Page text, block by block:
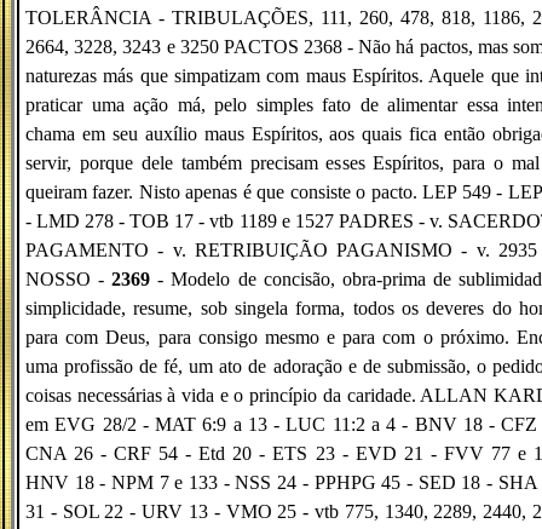
TOLERÂNCIA - TRIBULAÇÕES, 111, 260, 478, 818, 1186,
2664, 3228, 3243 e 3250 PACTOS 2368 - Não há pactos, mas
naturezas más que simpatizam com maus Espíritos. Aquele que
praticar uma ação má, pelo simples fato de alimentar essa
chama em seu auxílio maus Espíritos, aos quais fica então
servir, porque dele também precisam esses Espíritos, para o
queiram fazer. Nisto apenas é que consiste o pacto. LEP 549 -
- LMD 278 - TOB 17 - vtb 1189 e 1527 PADRES - v.
PAGAMENTO - v. RETRIBUIÇÃO PAGANISMO - v. 2935
NOSSO -2369 - Modelo de concisão, obra-prima de
simplicidade, resume, sob singela forma, todos os deveres do
para com Deus, para consigo mesmo e para com o próximo.
uma profissão de fé, um ato de adoração e de submissão, o
coisas necessárias à vida e o princípio da caridade. ALLAN
em EVG 28/2 - MAT 6:9 a 13 - LUC 11:2 a 4 - BNV 18 - CFZ
CNA 26 - CRF 54 - Etd 20 - ETS 23 - EVD 21 - FVV 77 e
HNV 18 - NPM 7 e 133 - NSS 24 - PPHPG 45 - SED 18 - SHA
31 - SOL 22 - URV 13 - VMO 25 - vtb 775, 1340, 2289, 2440,